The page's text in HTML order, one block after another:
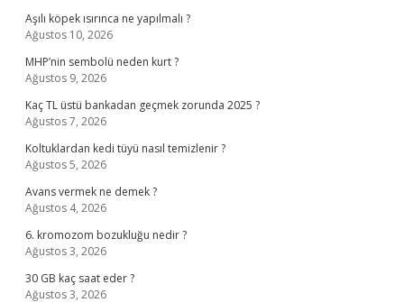
Aşılı köpek ısırınca ne yapılmalı ?
Ağustos 10, 2026
MHP’nin sembolü neden kurt ?
Ağustos 9, 2026
Kaç TL üstü bankadan geçmek zorunda 2025 ?
Ağustos 7, 2026
Koltuklardan kedi tüyü nasıl temizlenir ?
Ağustos 5, 2026
Avans vermek ne demek ?
Ağustos 4, 2026
6. kromozom bozukluğu nedir ?
Ağustos 3, 2026
30 GB kaç saat eder ?
Ağustos 3, 2026